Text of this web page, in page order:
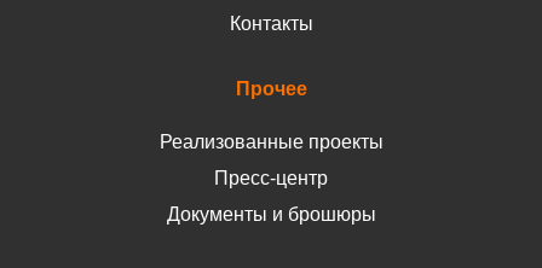
Контакты
Прочее
Реализованные проекты
Пресс-центр
Документы и брошюры